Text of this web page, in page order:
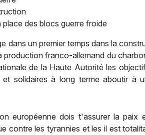
place des blocs guerre froide
dans un premier temps dans la
production franco-allemand du
de la Haute Autorité les
solidaires à long terme aboutir à
européenne dois t'assurer la
contre les tyrannies et les il est